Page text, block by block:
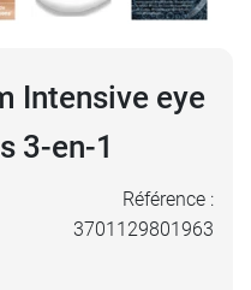
Intensive eye
3-en-1
Référence :
3701129801963